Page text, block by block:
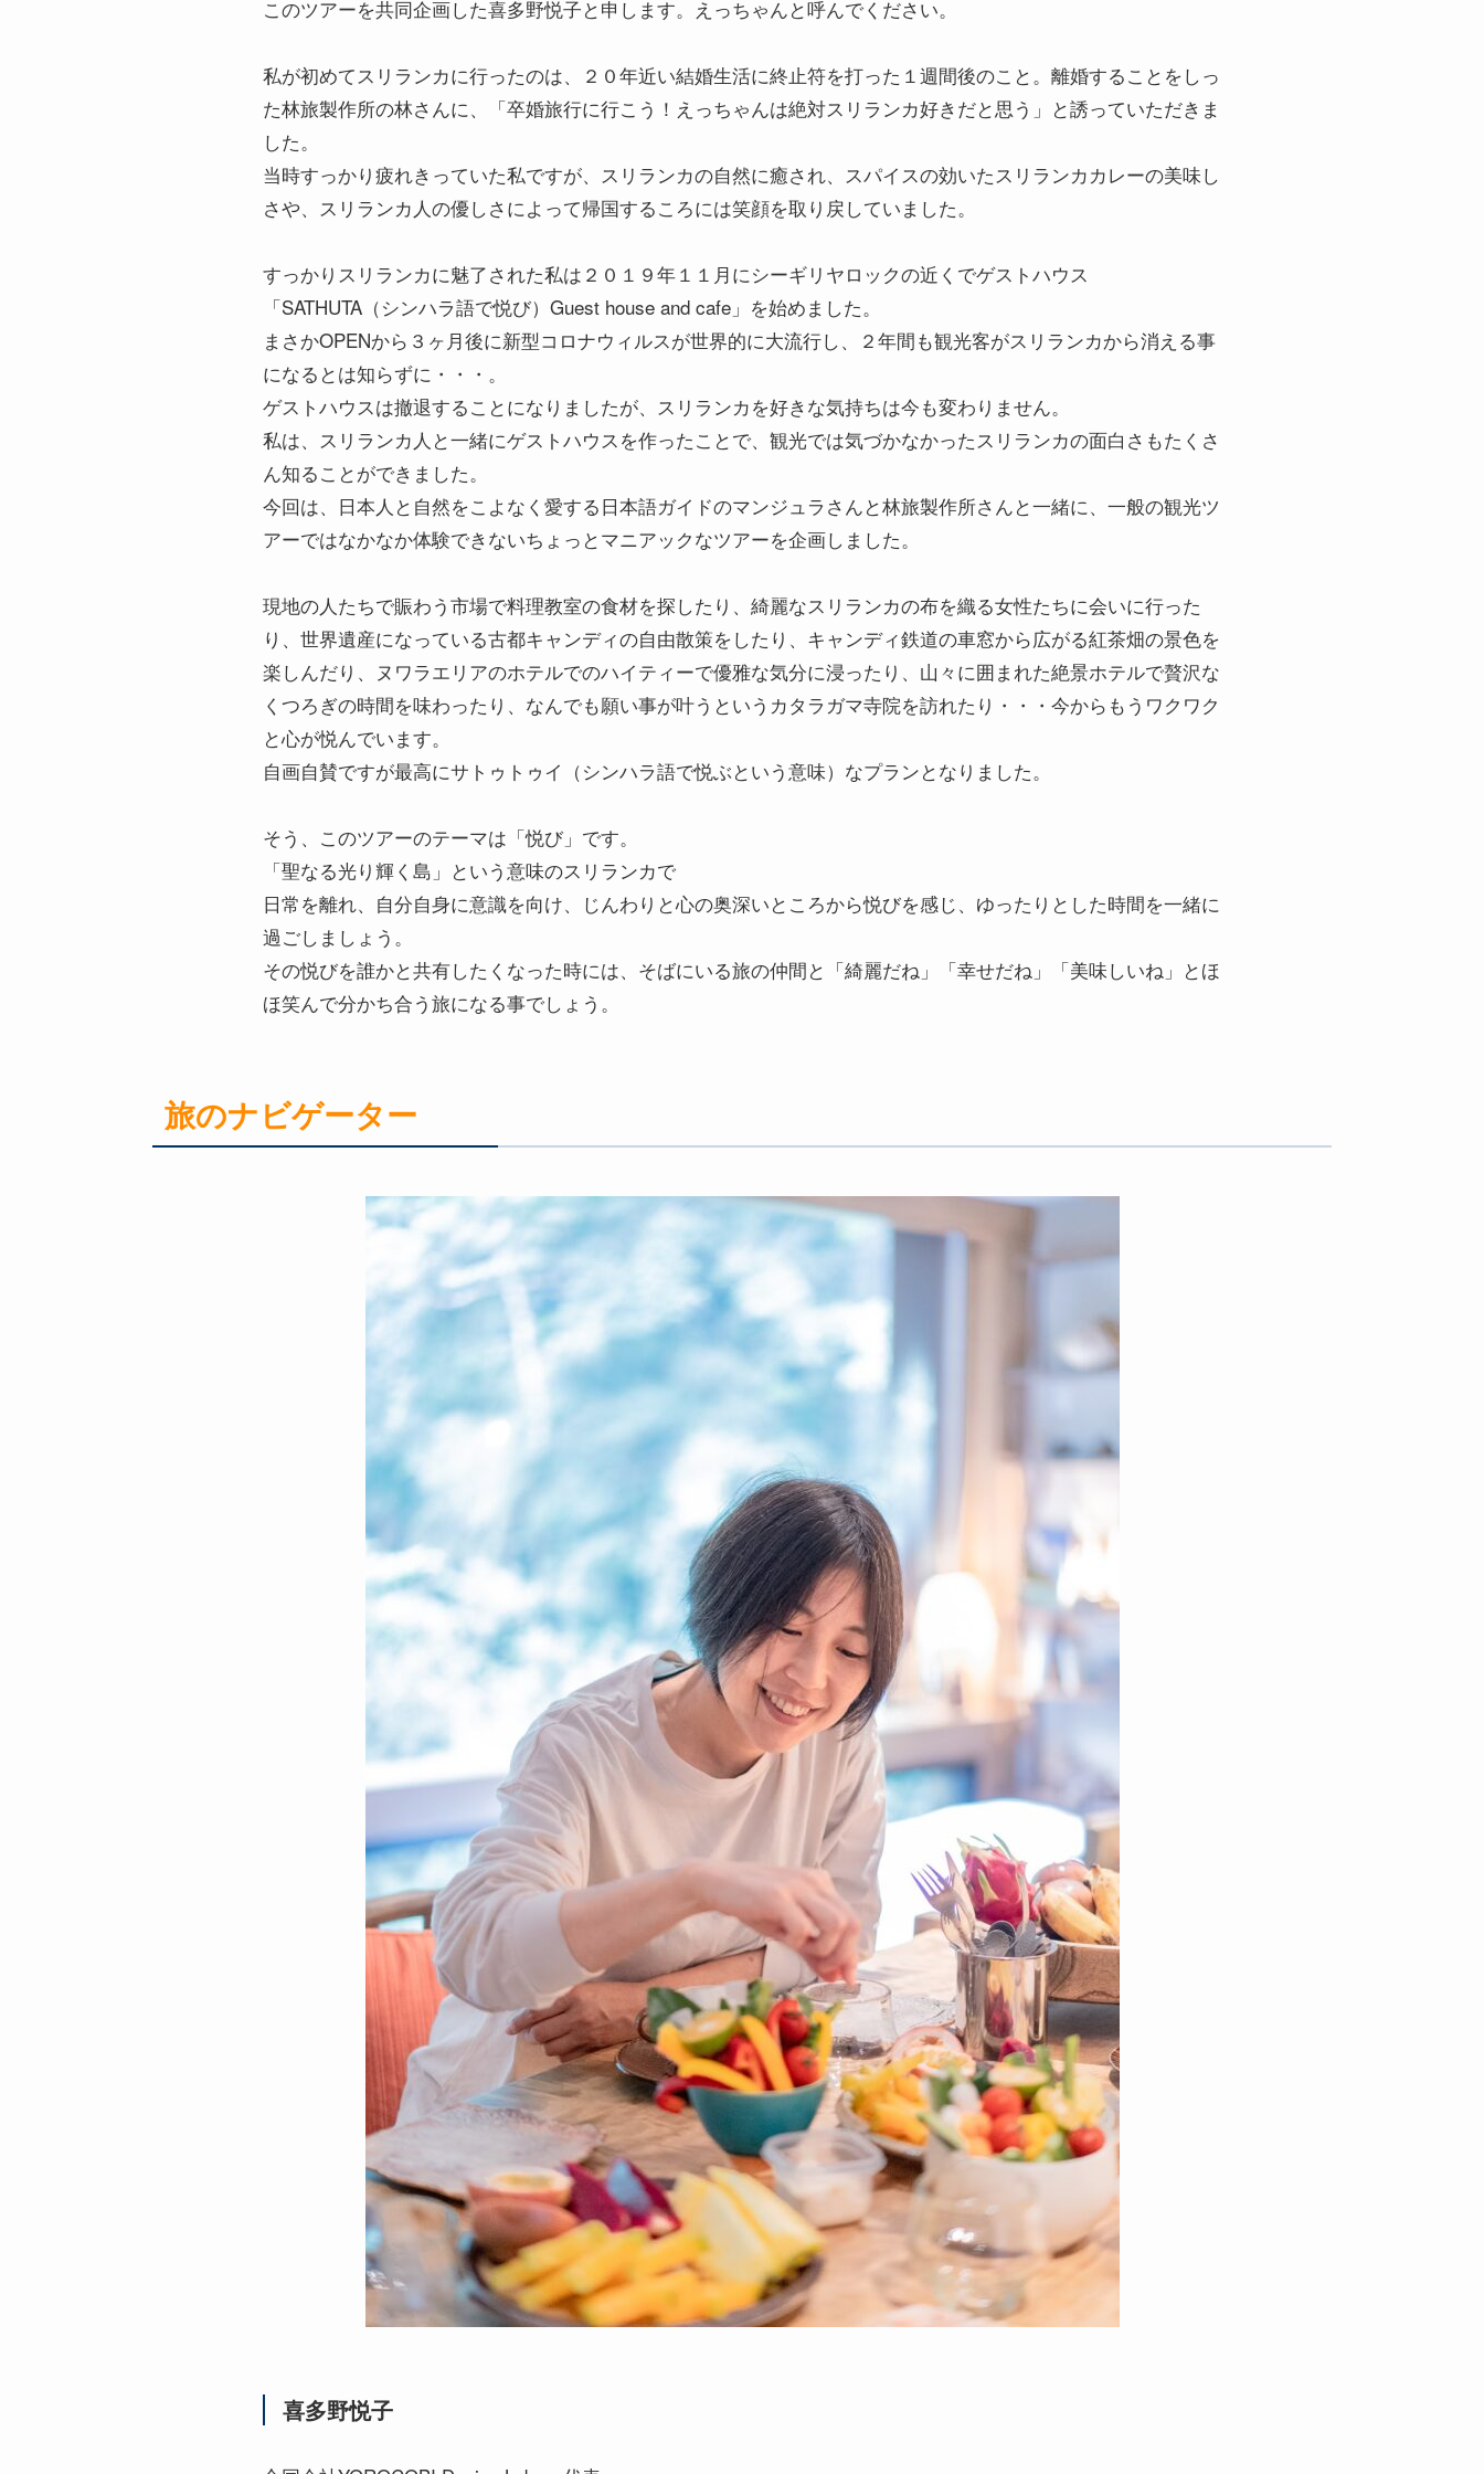
このツアーを共同企画した喜多野悦子と申します。えっちゃんと呼んでください。
私が初めてスリランカに行ったのは、２０年近い結婚生活に終止符を打った１週間後のこと。離婚することをしっ
た林旅製作所の林さんに、「卒婚旅行に行こう！えっちゃんは絶対スリランカ好きだと思う」と誘っていただきま
した。
当時すっかり疲れきっていた私ですが、スリランカの自然に癒され、スパイスの効いたスリランカカレーの美味し
さや、スリランカ人の優しさによって帰国するころには笑顔を取り戻していました。
すっかりスリランカに魅了された私は２０１９年１１月にシーギリヤロックの近くでゲストハウス
「SATHUTA（シンハラ語で悦び）Guest house and cafe」を始めました。
まさかOPENから３ヶ月後に新型コロナウィルスが世界的に大流行し、２年間も観光客がスリランカから消える事
になるとは知らずに・・・。
ゲストハウスは撤退することになりましたが、スリランカを好きな気持ちは今も変わりません。
私は、スリランカ人と一緒にゲストハウスを作ったことで、観光では気づかなかったスリランカの面白さもたくさ
ん知ることができました。
今回は、日本人と自然をこよなく愛する日本語ガイドのマンジュラさんと林旅製作所さんと一緒に、一般の観光ツ
アーではなかなか体験できないちょっとマニアックなツアーを企画しました。
現地の人たちで賑わう市場で料理教室の食材を探したり、綺麗なスリランカの布を織る女性たちに会いに行った
り、世界遺産になっている古都キャンディの自由散策をしたり、キャンディ鉄道の車窓から広がる紅茶畑の景色を
楽しんだり、ヌワラエリアのホテルでのハイティーで優雅な気分に浸ったり、山々に囲まれた絶景ホテルで贅沢な
くつろぎの時間を味わったり、なんでも願い事が叶うというカタラガマ寺院を訪れたり・・・今からもうワクワク
と心が悦んでいます。
自画自賛ですが最高にサトゥトゥイ（シンハラ語で悦ぶという意味）なプランとなりました。
そう、このツアーのテーマは「悦び」です。
「聖なる光り輝く島」という意味のスリランカで
日常を離れ、自分自身に意識を向け、じんわりと心の奥深いところから悦びを感じ、ゆったりとした時間を一緒に
過ごしましょう。
その悦びを誰かと共有したくなった時には、そばにいる旅の仲間と「綺麗だね」「幸せだね」「美味しいね」とほ
ほ笑んで分かち合う旅になる事でしょう。
旅のナビゲーター
喜多野悦子